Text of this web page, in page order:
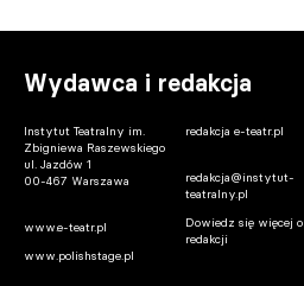
Wydawca i redakcja
Instytut Teatralny im.
Zbigniewa Raszewskiego
ul. Jazdów 1
00-467 Warszawa
www.e-teatr.pl
www.polishstage.pl
redakcja e-teatr.pl
redakcja@instytut-
teatralny.pl
Dowiedz się więcej o
redakcji